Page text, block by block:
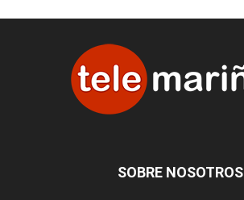
SOBRE NOSOTROS